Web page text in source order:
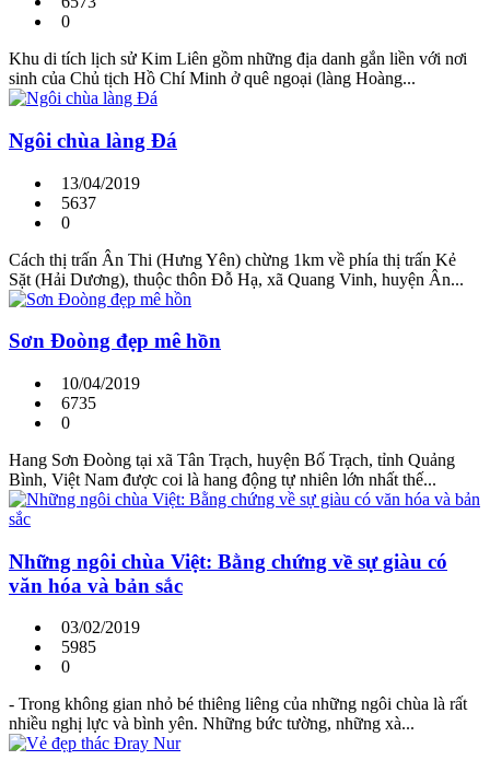
0
Khu di tích lịch sử Kim Liên gồm những địa danh gắn liền với nơi
sinh của Chủ tịch Hồ Chí Minh ở quê ngoại (làng Hoàng...
Ngôi chùa làng Đá
13/04/2019
5637
0
Cách thị trấn Ân Thi (Hưng Yên) chừng 1km về phía thị trấn Kẻ
Sặt (Hải Dương), thuộc thôn Đỗ Hạ, xã Quang Vinh, huyện Ân...
Sơn Đoòng đẹp mê hồn
10/04/2019
6735
0
Hang Sơn Đoòng tại xã Tân Trạch, huyện Bố Trạch, tỉnh Quảng
Bình, Việt Nam được coi là hang động tự nhiên lớn nhất thế...
Những ngôi chùa Việt: Bằng chứng về sự giàu có
văn hóa và bản sắc
03/02/2019
5985
0
- Trong không gian nhỏ bé thiêng liêng của những ngôi chùa là rất
nhiều nghị lực và bình yên. Những bức tường, những xà...